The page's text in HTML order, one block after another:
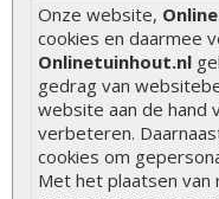
Onze website,
cookies en daarmee
Onlinetuinhout.nl
gedrag van
website aan de hand
verbeteren.
cookies om
Met het plaatsen van
Breedte
Diepte
Funderingsmaat
Nokhoogte